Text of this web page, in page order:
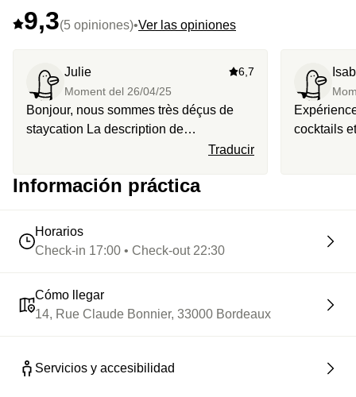
Le highlight
les groovers.
9,3(5 opiniones)•Ver las opiniones
Julie
Moment del 26/04/25
6,7
Bonjour, nous sommes très déçus de
staycation La description de
l’expérience ne correspondait pas du
(cocktails). De plus, nous avons payé
prix de la carte du bar (53€)
Traducir
cocktails
Información práctica
Horarios
Check-in 17:00 • Check-out 22:30
Cómo llegar
14, Rue Claude Bonnier, 33000 Bordeaux
Servicios y accesibilidad